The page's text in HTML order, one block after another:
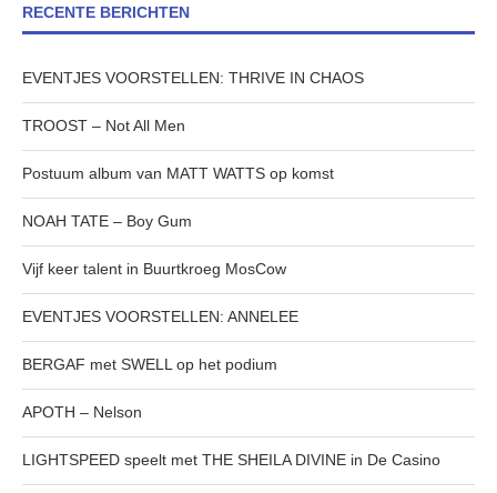
RECENTE BERICHTEN
EVENTJES VOORSTELLEN: THRIVE IN CHAOS
TROOST – Not All Men
Postuum album van MATT WATTS op komst
NOAH TATE – Boy Gum
Vijf keer talent in Buurtkroeg MosCow
EVENTJES VOORSTELLEN: ANNELEE
BERGAF met SWELL op het podium
APOTH – Nelson
LIGHTSPEED speelt met THE SHEILA DIVINE in De Casino